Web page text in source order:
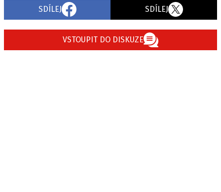
Máte příběh, fotku nebo video?
SDÍLEJ SDÍLEJ
VSTOUPIT DO DISKUZE